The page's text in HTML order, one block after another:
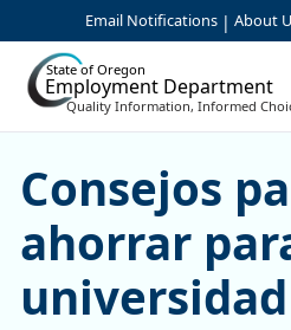
Skip to Main Content
Email Notifications | About
State of Oregon
Employment Department
Quality Information, Informed
Consejos
Consejos
ahorrar
universidad